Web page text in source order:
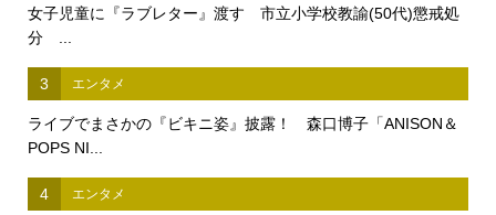
女子児童に『ラブレター』渡す 市立小学校教諭(50代)懲戒処
分 ...
3 エンタメ
ライブでまさかの『ビキニ姿』披露！ 森口博子「ANISON＆
POPS NI...
4 エンタメ